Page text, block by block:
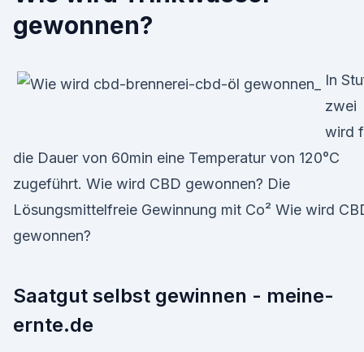
gewonnen?
In
zwei
wird
die Dauer von 60min eine Temperatur von 120°C
zugeführt. Wie wird CBD gewonnen? Die
Lösungsmittelfreie Gewinnung mit Co² Wie wird
gewonnen?
Saatgut selbst gewinnen - meine-
ernte.de